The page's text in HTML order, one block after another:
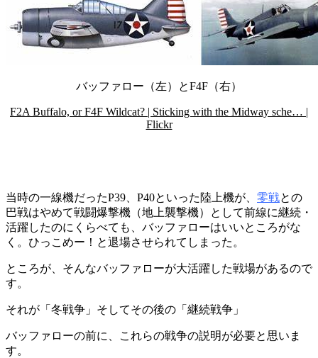
バッファロー（左）とF4F（右）
F2A Buffalo, or F4F Wildcat? | Sticking with the Midway sche… |
Flickr
当時の一線機だったP39、P40といった陸上機が、 零戦との
巴戦はやめて戦闘爆撃機（地上襲撃機）として前線に継続・
活躍したのにくらべても、バッファローはいいところがな
く。ひっこめー！と退場させられてしまった。
ところが、そんなバッファローが大活躍した戦場があるので
す。
それが「冬戦争」そしてその後の「継続戦争」
バッファローの前に、これらの戦争の説明が必要と思いま
す。